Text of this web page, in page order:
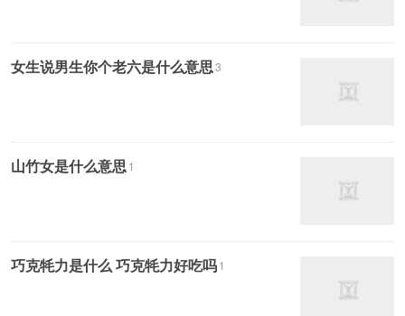
女生说男生你个老六是什么意思3
山竹女是什么意思1
巧克牦力是什么 巧克牦力好吃吗1